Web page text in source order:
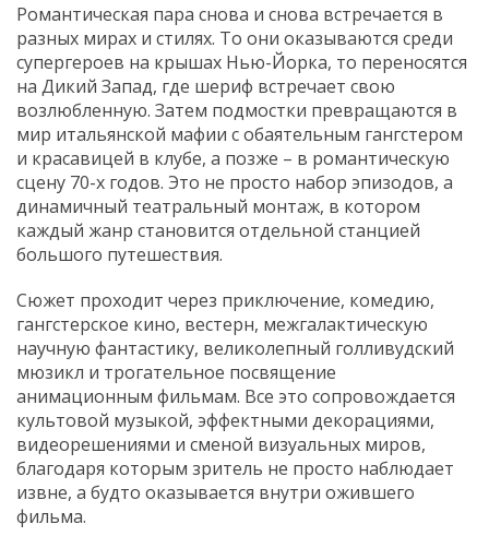
Романтическая пара снова и снова встречается в
разных мирах и стилях. То они оказываются среди
супергероев на крышах Нью-Йорка, то переносятся
на Дикий Запад, где шериф встречает свою
возлюбленную. Затем подмостки превращаются в
мир итальянской мафии с обаятельным гангстером
и красавицей в клубе, а позже – в романтическую
сцену 70-х годов. Это не просто набор эпизодов, а
динамичный театральный монтаж, в котором
каждый жанр становится отдельной станцией
большого путешествия.
Сюжет проходит через приключение, комедию,
гангстерское кино, вестерн, межгалактическую
научную фантастику, великолепный голливудский
мюзикл и трогательное посвящение
анимационным фильмам. Все это сопровождается
культовой музыкой, эффектными декорациями,
видеорешениями и сменой визуальных миров,
благодаря которым зритель не просто наблюдает
извне, а будто оказывается внутри ожившего
фильма.